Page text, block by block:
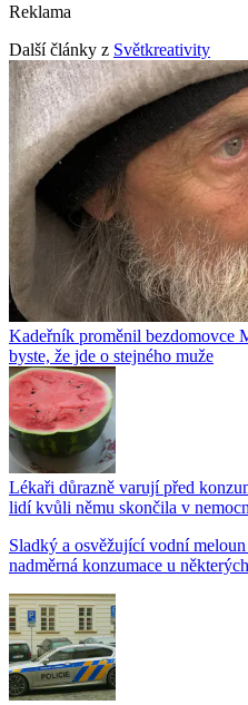
Reklama
Další články z Světkreativity
Kadeřník proměnil bezdomovce
byste, že jde o stejného muže
Lékaři důrazně varují před
lidí kvůli němu skončila v
Sladký a osvěžující vodní
nadměrná konzumace u